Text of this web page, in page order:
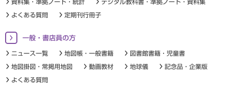
資料集・準拠ノート・統計 デジタル教科書・準拠ノート・資料集
よくある質問 定期刊行冊子
一般・書店員の方
ニュース一覧 地図帳・一般書籍 図書館書籍・児童書
地図掛図・常掲用地図 動画教材 地球儀 記念品・企業版
よくある質問